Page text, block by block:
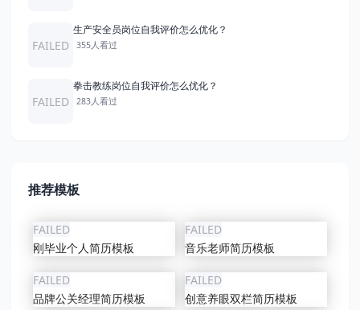
FAILED
生产安全员岗位自我评价怎么优化？
355人看过
FAILED
拳击教练岗位自我评价怎么优化？
283人看过
推荐模板
FAILED
刚毕业个人简历模板
FAILED
音乐老师简历模板
FAILED
品牌公关经理简历模板
FAILED
创意养眼双栏简历模板